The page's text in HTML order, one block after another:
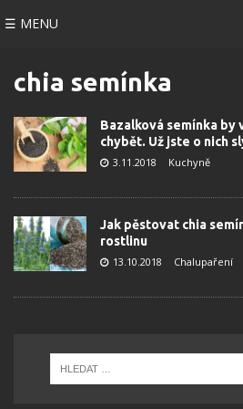
☰ MENU
chia semínka
Bazalková semínka by
chybět. Už jste o nich
3.11.2018 Kuchyně
Jak pěstovat chia
rostlinu
13.10.2018 Chalupaření